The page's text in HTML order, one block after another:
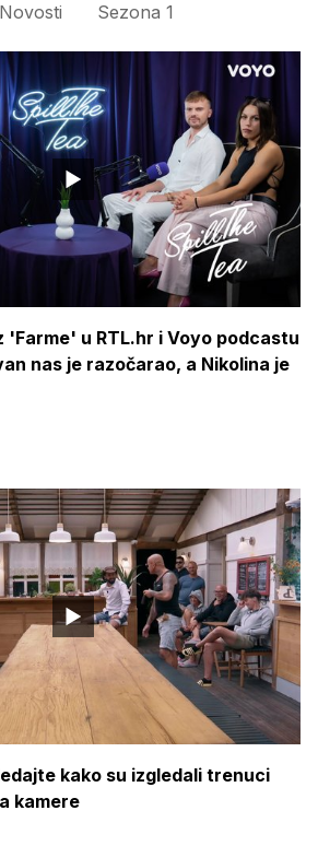
Novosti Sezona 1
'Farme' u RTL.hr i Voyo podcastu
nas je razočarao, a Nikolina je
kako su izgledali trenuci
kamere